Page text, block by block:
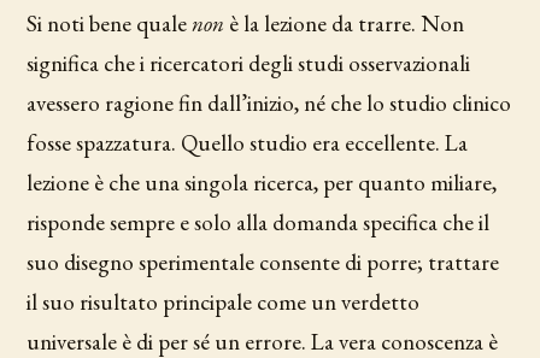
Si noti bene qualenon è la lezione da trarre. Non
significa che i ricercatori degli studi osservazionali
avessero ragione fin dall’inizio, né che lo studio clinico
fosse spazzatura. Quello studio era eccellente. La
lezione è che una singola ricerca, per quanto miliare,
risponde sempre e solo alla domanda specifica che il
suo disegno sperimentale consente di porre; trattare
il suo risultato principale come un verdetto
universale è di per sé un errore. La vera conoscenza è